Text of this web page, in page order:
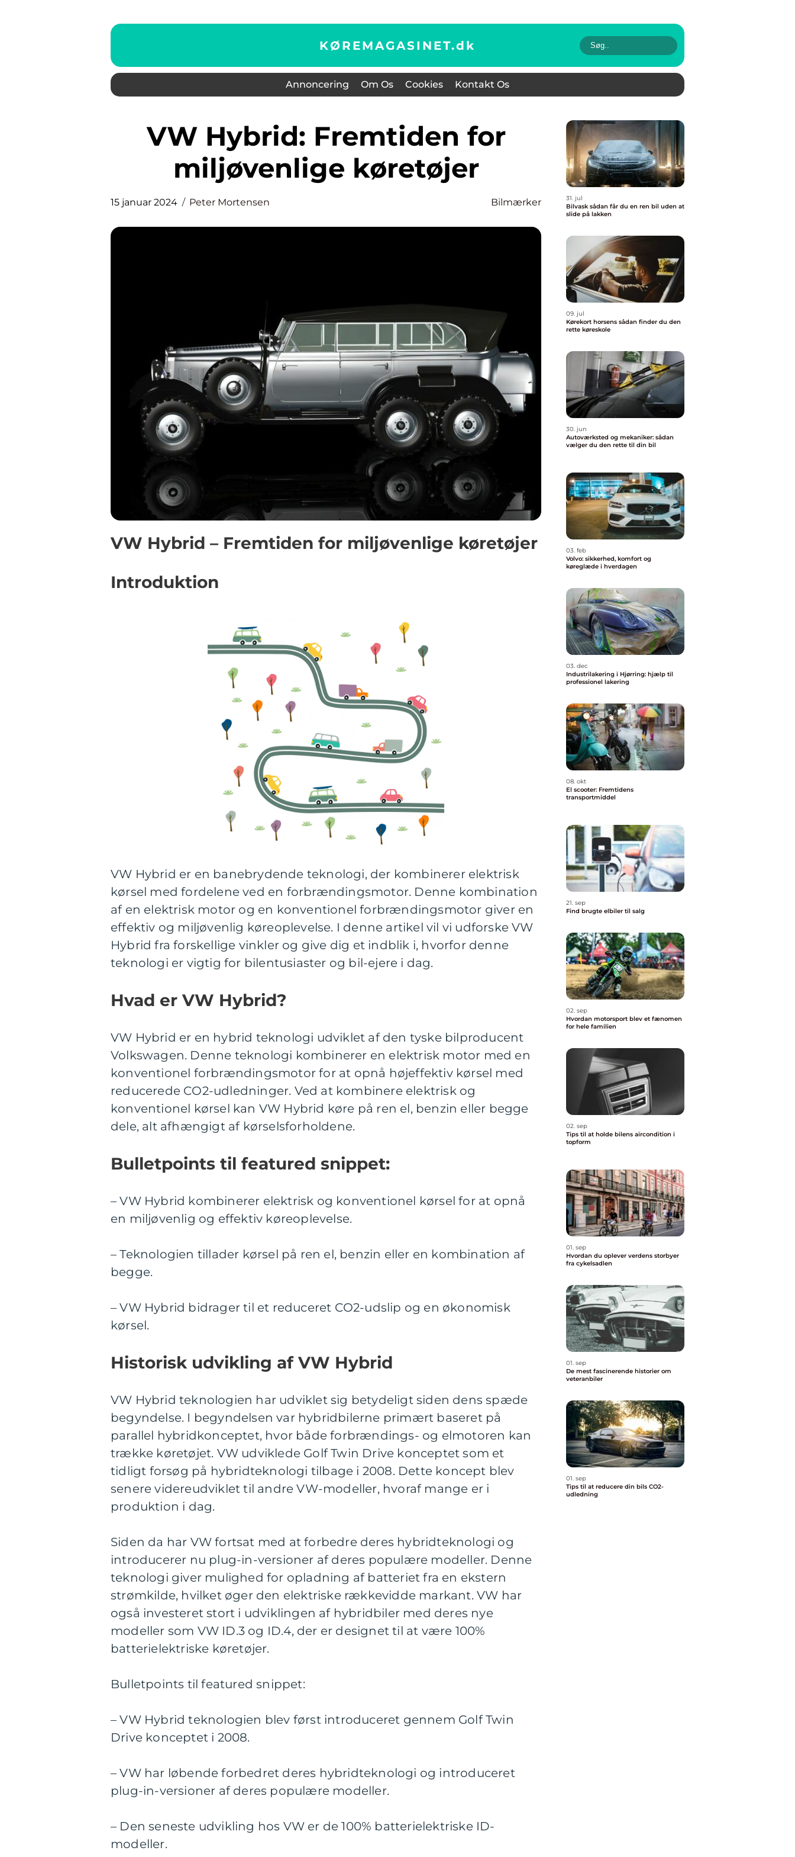
KØREMAGASINET.dk
Annoncering Om Os Cookies Kontakt Os
VW Hybrid: Fremtiden for
miljøvenlige køretøjer
15 januar 2024 Peter Mortensen Bilmærker
VW Hybrid – Fremtiden for miljøvenlige køretøjer
Introduktion
VW Hybrid er en banebrydende teknologi, der kombinerer elektrisk
kørsel med fordelene ved en forbrændingsmotor. Denne kombination
af en elektrisk motor og en konventionel forbrændingsmotor giver en
effektiv og miljøvenlig køreoplevelse. I denne artikel vil vi udforske VW
Hybrid fra forskellige vinkler og give dig et indblik i, hvorfor denne
teknologi er vigtig for bilentusiaster og bil-ejere i dag.
Hvad er VW Hybrid?
VW Hybrid er en hybrid teknologi udviklet af den tyske bilproducent
Volkswagen. Denne teknologi kombinerer en elektrisk motor med en
konventionel forbrændingsmotor for at opnå højeffektiv kørsel med
reducerede CO2-udledninger. Ved at kombinere elektrisk og
konventionel kørsel kan VW Hybrid køre på ren el, benzin eller begge
dele, alt afhængigt af kørselsforholdene.
Bulletpoints til featured snippet:
– VW Hybrid kombinerer elektrisk og konventionel kørsel for at opnå
en miljøvenlig og effektiv køreoplevelse.
– Teknologien tillader kørsel på ren el, benzin eller en kombination af
begge.
– VW Hybrid bidrager til et reduceret CO2-udslip og en økonomisk
kørsel.
Historisk udvikling af VW Hybrid
VW Hybrid teknologien har udviklet sig betydeligt siden dens spæde
begyndelse. I begyndelsen var hybridbilerne primært baseret på
parallel hybridkonceptet, hvor både forbrændings- og elmotoren kan
trække køretøjet. VW udviklede Golf Twin Drive konceptet som et
tidligt forsøg på hybridteknologi tilbage i 2008. Dette koncept blev
senere videreudviklet til andre VW-modeller, hvoraf mange er i
produktion i dag.
Siden da har VW fortsat med at forbedre deres hybridteknologi og
introducerer nu plug-in-versioner af deres populære modeller. Denne
teknologi giver mulighed for opladning af batteriet fra en ekstern
strømkilde, hvilket øger den elektriske rækkevidde markant. VW har
også investeret stort i udviklingen af hybridbiler med deres nye
modeller som VW ID.3 og ID.4, der er designet til at være 100%
batterielektriske køretøjer.
Bulletpoints til featured snippet:
– VW Hybrid teknologien blev først introduceret gennem Golf Twin
Drive konceptet i 2008.
– VW har løbende forbedret deres hybridteknologi og introduceret
plug-in-versioner af deres populære modeller.
– Den seneste udvikling hos VW er de 100% batterielektriske ID-
modeller.
31. jul
Bilvask sådan får du en ren bil uden at
slide på lakken
09. jul
Kørekort horsens sådan finder du den
rette køreskole
30. jun
Autoværksted og mekaniker: sådan
vælger du den rette til din bil
03. feb
Volvo: sikkerhed, komfort og
køreglæde i hverdagen
03. dec
Industrilakering i Hjørring: hjælp til
professionel lakering
08. okt
El scooter: Fremtidens
transportmiddel
21. sep
Find brugte elbiler til salg
02. sep
Hvordan motorsport blev et fænomen
for hele familien
02. sep
Tips til at holde bilens aircondition i
topform
01. sep
Hvordan du oplever verdens storbyer
fra cykelsadlen
01. sep
De mest fascinerende historier om
veteranbiler
01. sep
Tips til at reducere din bils CO2-
udledning